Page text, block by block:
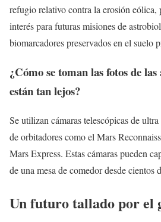
refugio relativo contra la erosión eólica,
interés para futuras misiones de
biomarcadores preservados en el suelo
¿Cómo se toman las fotos de
están tan lejos?
Se utilizan cámaras telescópicas de
de orbitadores como el Mars
Mars Express. Estas cámaras pueden
de una mesa de comedor desde cientos
Un futuro tallado por el